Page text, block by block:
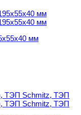
мм
мм
Schmitz, ТЭП